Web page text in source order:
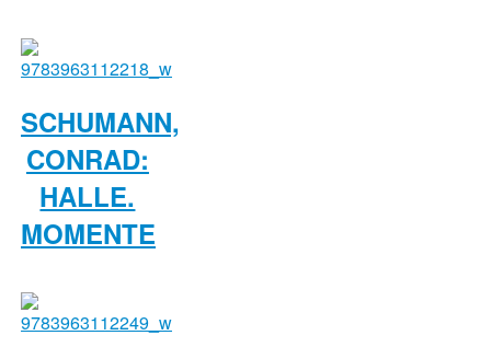
SCHUMANN,
CONRAD:
HALLE.
MOMENTE